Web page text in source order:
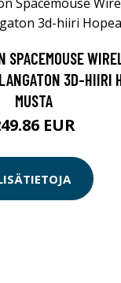
SPACEMOUSE
3D-HIIRI
MUSTA
EUR